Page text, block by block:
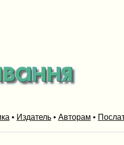
• Издатель• Авторам •